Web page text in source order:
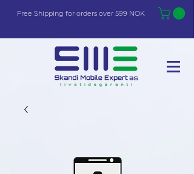
Free Shipping for orders over 599 NOK